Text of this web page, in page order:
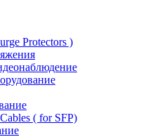
Protectors )
( for SFP)